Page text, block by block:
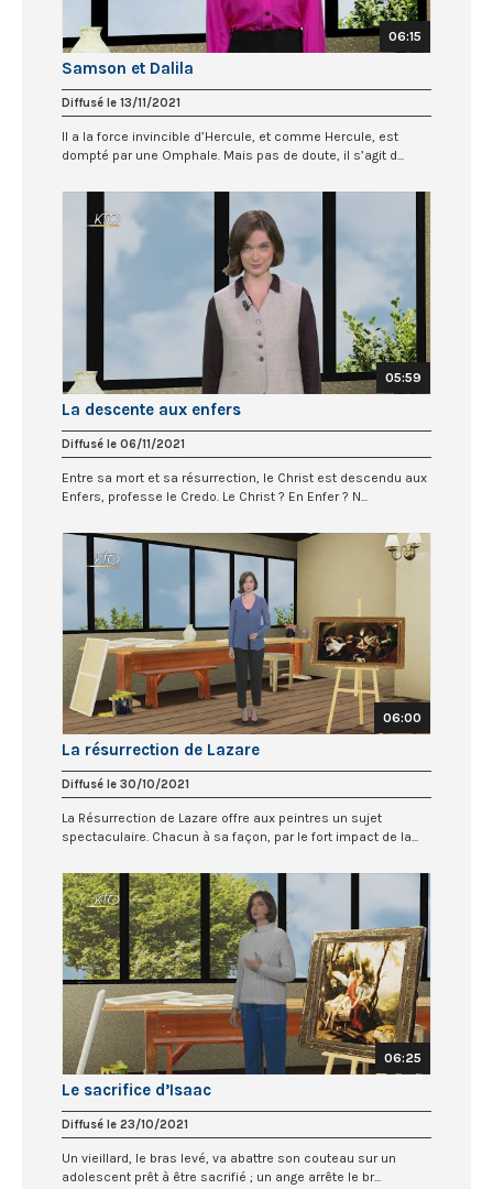
06:15
Samson et Dalila
Diffusé le 13/11/2021
Il a la force invincible d’Hercule, et comme Hercule, est
dompté par une Omphale. Mais pas de doute, il s’agit d...
05:59
La descente aux enfers
Diffusé le 06/11/2021
Entre sa mort et sa résurrection, le Christ est descendu aux
Enfers, professe le Credo. Le Christ ? En Enfer ? N...
06:00
La résurrection de Lazare
Diffusé le 30/10/2021
La Résurrection de Lazare offre aux peintres un sujet
spectaculaire. Chacun à sa façon, par le fort impact de la...
06:25
Le sacrifice d’Isaac
Diffusé le 23/10/2021
Un vieillard, le bras levé, va abattre son couteau sur un
adolescent prêt à être sacrifié ; un ange arrête le br...